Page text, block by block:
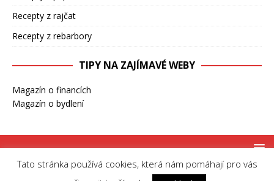
Recepty z rajčat
Recepty z rebarbory
TIPY NA ZAJÍMAVÉ WEBY
Magazín o financích
Magazín o bydlení
Copyright © 2026 | MH Magazine WordPress Theme by
Tato stránka používá cookies, která nám pomáhají pro vás